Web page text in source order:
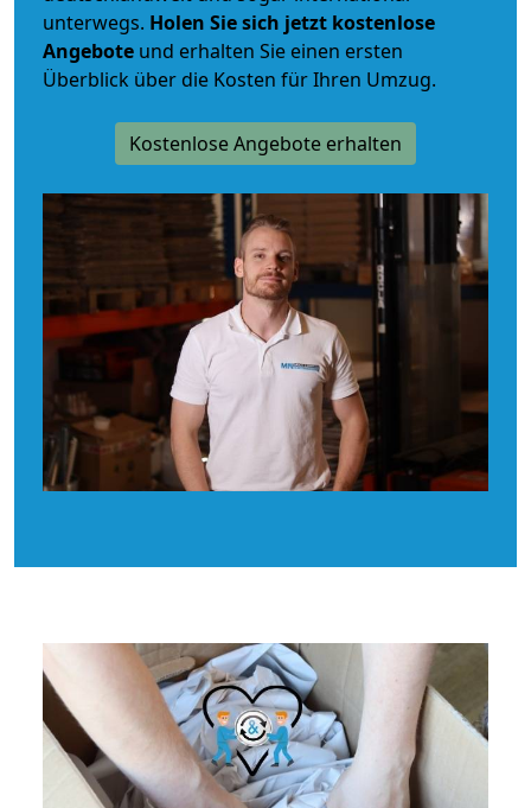
unterwegs. Holen Sie sich jetzt kostenlose
Angebote und erhalten Sie einen ersten
Überblick über die Kosten für Ihren Umzug.
Kostenlose Angebote erhalten